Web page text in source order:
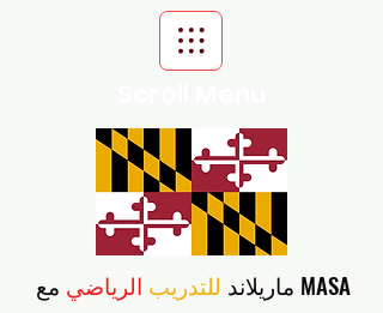
ماريلاند للتدريب الرياضي مع MASA